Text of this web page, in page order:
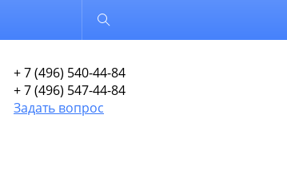
Обычная версия
+ 7 (496) 540-44-84
+ 7 (496) 547-44-84
Задать вопрос